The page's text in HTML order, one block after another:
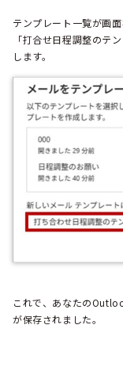
テンプレート一覧が画
「打合せ日程調整のテ
します。
これで、あなたの
が保存されました。